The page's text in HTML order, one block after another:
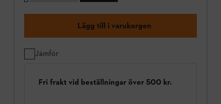
Lägg till i varukorgen
Jämför
Fri frakt vid beställningar över 500 kr.